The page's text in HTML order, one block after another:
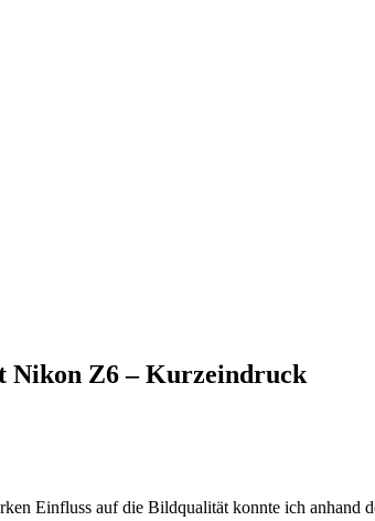
Nikon Z6 – Kurzeindruck
Einfluss auf die Bildqualität konnte ich anhand